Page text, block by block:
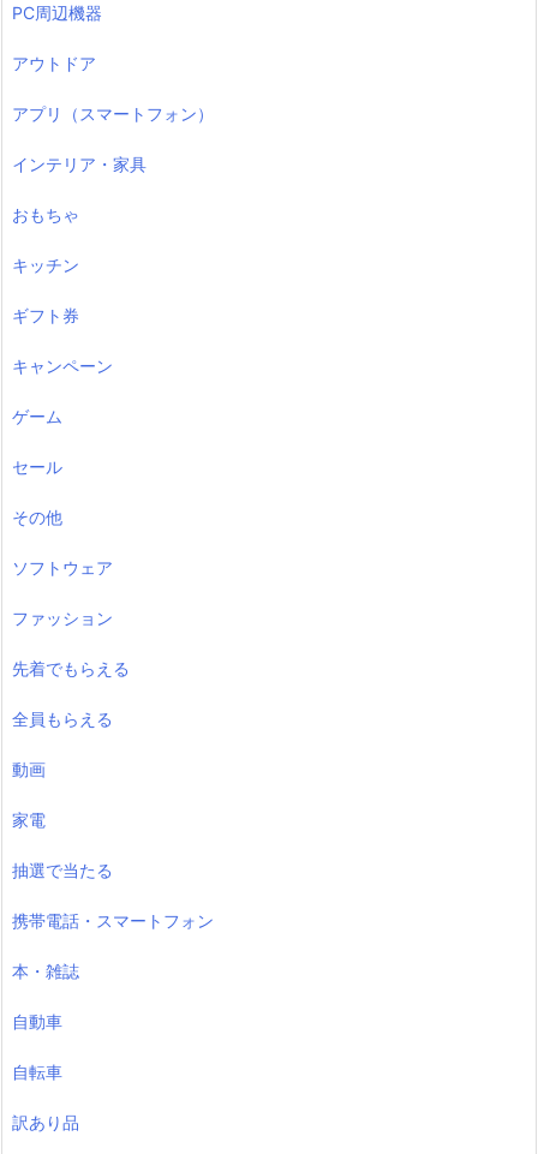
PC周辺機器
アウトドア
アプリ（スマートフォン）
インテリア・家具
おもちゃ
キッチン
ギフト券
キャンペーン
ゲーム
セール
その他
ソフトウェア
ファッション
先着でもらえる
全員もらえる
動画
家電
抽選で当たる
携帯電話・スマートフォン
本・雑誌
自動車
自転車
訳あり品